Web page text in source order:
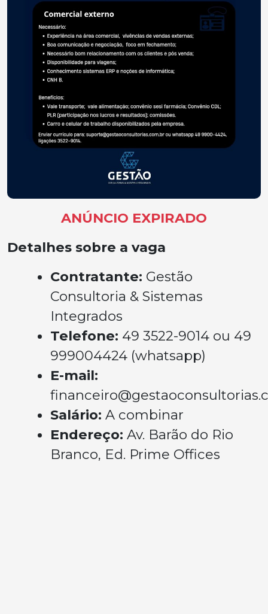
ANÚNCIO EXPIRADO
Detalhes sobre a vaga
Contratante: Gestão
Consultoria & Sistemas
Integrados
Telefone: 49 3522-9014 ou 49
999004424 (whatsapp)
E-mail:
Salário: A combinar
Endereço: Av. Barão do Rio
Branco, Ed. Prime Offices